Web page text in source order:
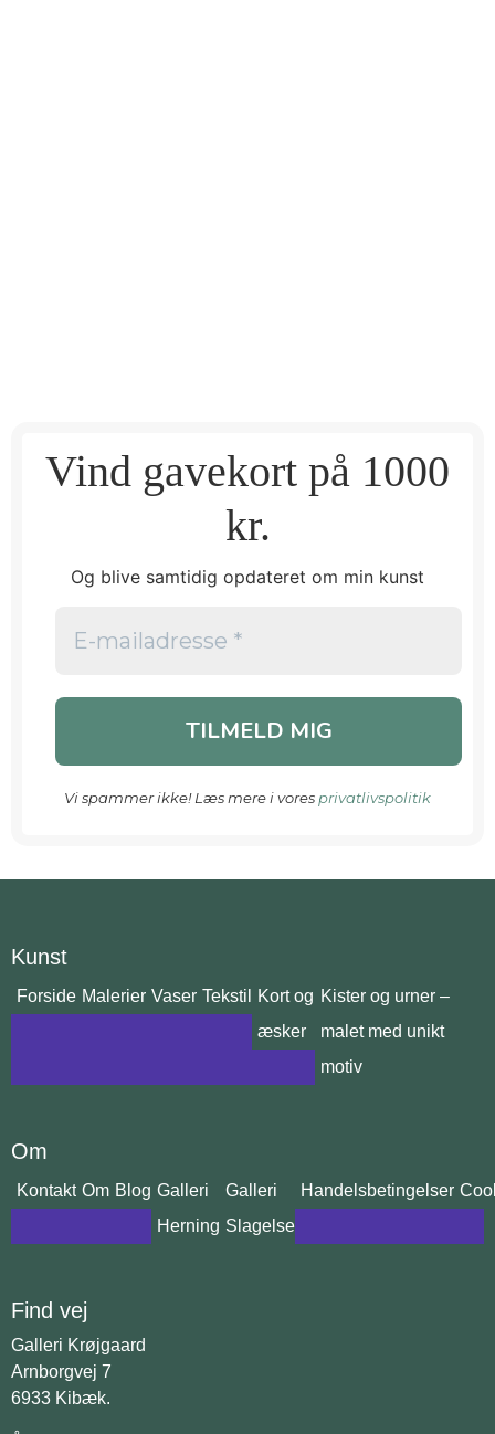
Vind gavekort på 1000
kr.
Og blive samtidig opdateret om min kunst
Vi spammer ikke! Læs mere i vores privatlivspolitik
Kunst
Forside Malerier Vaser Tekstil
Kort og
æsker
Kister og urner –
malet med unikt
motiv
Om
Kontakt Om Blog Galleri
Herning
Galleri
Slagelse
Handelsbetingelser
Find vej
Galleri Krøjgaard
Arnborgvej 7
6933 Kibæk.